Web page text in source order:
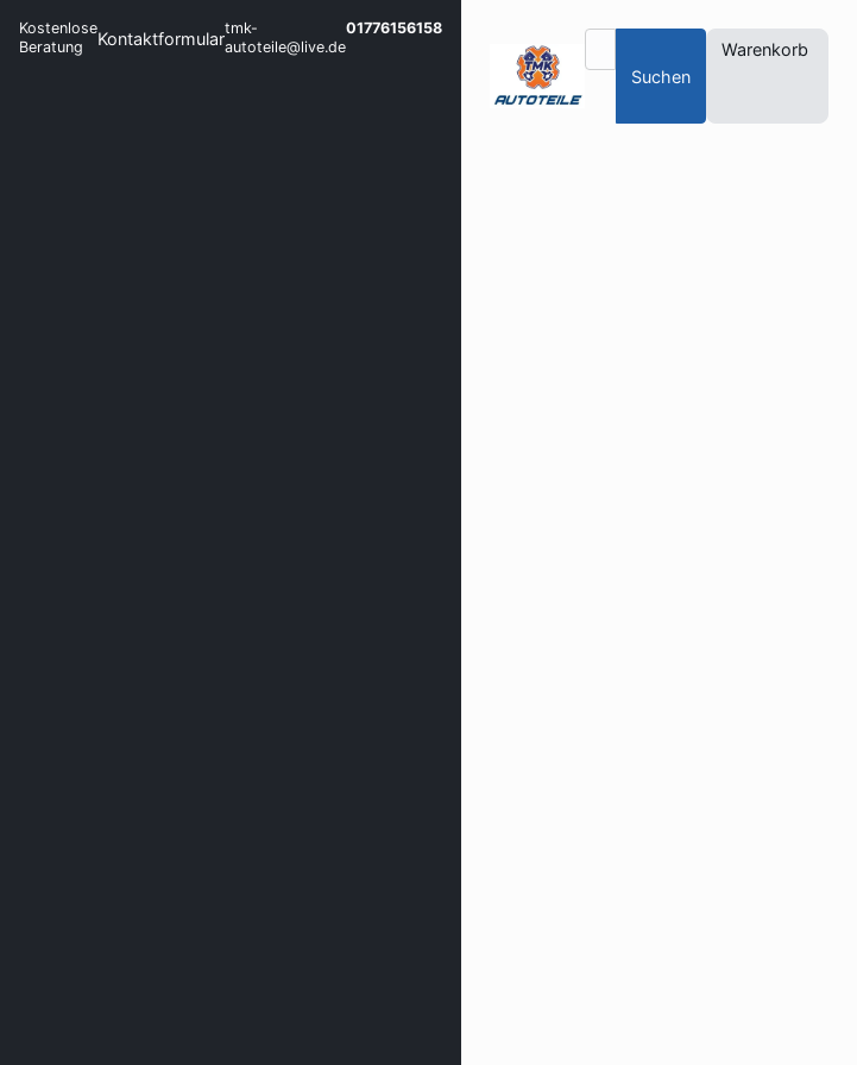
Kostenlose
Beratung
Kontaktformulartmk-
autoteile@live.de
01776156158
Suchen
Warenkorb